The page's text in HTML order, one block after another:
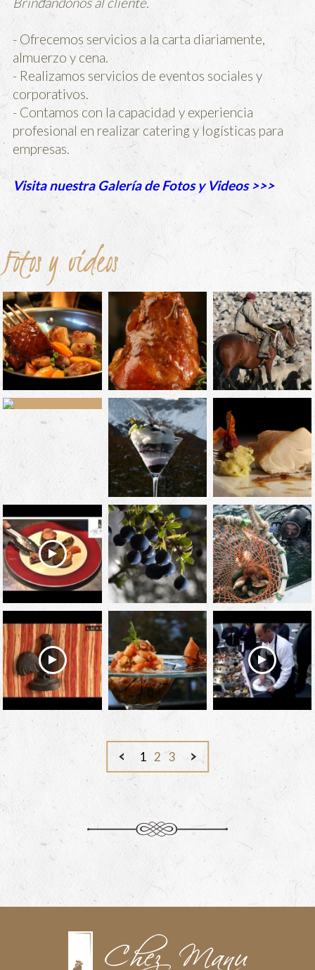
- Ofrecemos servicios a la carta diariamente,
almuerzo y cena.
- Realizamos servicios de eventos sociales y
corporativos.
- Contamos con la capacidad y experiencia
profesional en realizar catering y logísticas para
empresas.
Visita nuestra Galería de Fotos y Videos >>>
Fotos y videos
1 2 3